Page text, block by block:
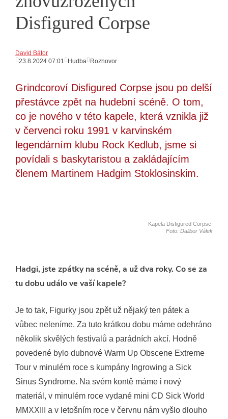
Disfigured Corpse
David Bátor
23.8.2024 07:01
Hudba Rozhovor
Grindcoroví Disfigured Corpse jsou po delší
přestávce zpět na hudební scéně. O tom,
co je nového v této kapele, která vznikla již
v červenci roku 1991 v karvinském
legendárním klubu Rock Kedlub, jsme si
povídali s baskytaristou a zakládajícím
členem Martinem Hadgim Stoklosinskim.
Kapela Disfigured Corpse.
Foto: Dalibor Válek
Hadgi, jste zpátky na scéně, a už dva roky. Co se za
tu dobu událo ve vaší kapele?
Je to tak, Figurky jsou zpět už nějaký ten pátek a
vůbec neleníme. Za tuto krátkou dobu máme odehráno
několik skvělých festivalů a parádních akcí. Hodně
povedené bylo dubnové Warm Up Obscene Extreme
Tour v minulém roce s kumpány Ingrowing a Sick
Sinus Syndrome. Na svém kontě máme i nový
materiál, v minulém roce vydané mini CD Sick World
MMXXIII a v letošním roce v červnu nám vyšlo dlouho